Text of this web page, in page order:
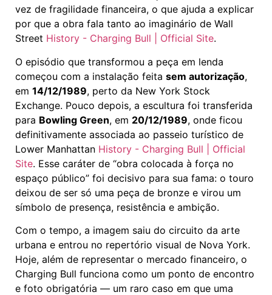
vez de fragilidade financeira, o que ajuda a explicar
por que a obra fala tanto ao imaginário de Wall
Street History - Charging Bull | Official Site.
O episódio que transformou a peça em lenda
começou com a instalação feita sem autorização,
em 14/12/1989, perto da New York Stock
Exchange. Pouco depois, a escultura foi transferida
para Bowling Green, em 20/12/1989, onde ficou
definitivamente associada ao passeio turístico de
Lower Manhattan History - Charging Bull | Official
Site. Esse caráter de “obra colocada à força no
espaço público” foi decisivo para sua fama: o touro
deixou de ser só uma peça de bronze e virou um
símbolo de presença, resistência e ambição.
Com o tempo, a imagem saiu do circuito da arte
urbana e entrou no repertório visual de Nova York.
Hoje, além de representar o mercado financeiro, o
Charging Bull funciona como um ponto de encontro
e foto obrigatória — um raro caso em que uma